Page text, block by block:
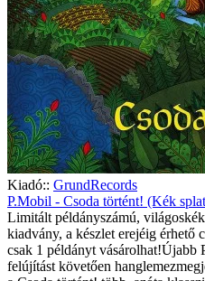
Kiadó:: GrundRecords
P.Mobil - Csoda történt! (Kék
Limitált példányszámú,
kiadvány, a készlet erejéig érhető
csak 1 példányt vásárolhat!Újabb
felújítást követően